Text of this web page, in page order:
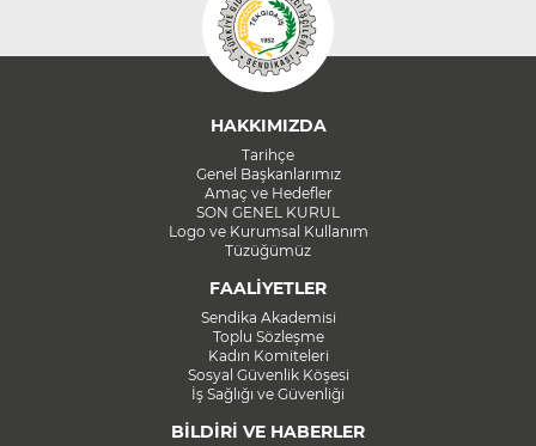
HAKKIMIZDA
Tarihçe
Genel Başkanlarımız
Amaç ve Hedefler
SON GENEL KURUL
Logo ve Kurumsal Kullanım
Tüzüğümüz
FAALİYETLER
Sendika Akademisi
Toplu Sözleşme
Kadın Komiteleri
Sosyal Güvenlik Köşesi
İş Sağlığı ve Güvenliği
BİLDİRİ VE HABERLER